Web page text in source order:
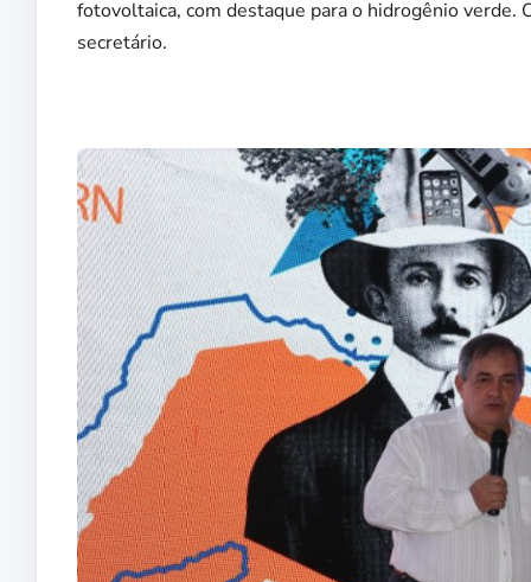
fotovoltaica, com destaque para o hidrogênio verde.
secretário.